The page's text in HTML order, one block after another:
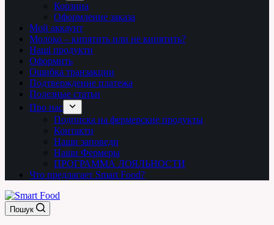
Корзина
Оформление заказа
Мой аккаунт
Молоко – кипятить или не кипятить?
Наші продукти
Оформить
Ошибка транзакции
Подтверждение платежа
Полезные статьи
Про нас
Подписка на фермерские продукты
Контакти
Наши заповеди
Наши Фермеры
ПРОГРАММА ЛОЯЛЬНОСТИ
Что предлагает Smart Food?
Пошук